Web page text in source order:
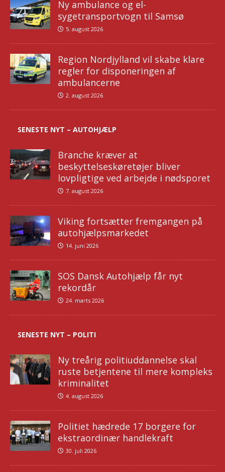
Ny ambulance og el-
sygetransportvogn til Samsø
5. august 2026
Region Nordjylland vil skabe klare
regler for disponeringen af
ambulancerne
2. august 2026
SENESTE NYT – AUTOHJÆLP
Branche kræver at
beskyttelseskøretøjer bliver
lovpligtige ved arbejde i nødsporet
7. august 2026
Viking fortsætter fremgangen på
autohjælpsmarkedet
14. juni 2026
SOS Dansk Autohjælp får nyt
rekordår
24. marts 2026
SENESTE NYT – POLITI
Ny treårig politiuddannelse skal
ruste betjentene til mere kompleks
kriminalitet
4. august 2026
Politiet hædrede 17 borgere for
ekstraordinær handlekraft
30. juli 2026